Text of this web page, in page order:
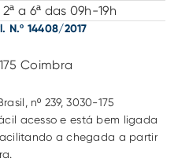
2ª a 6ª das 09h-19h
N.º 14408/2017
Coimbra
nº 239, 3030-175
acesso e está bem ligada
a chegada a partir